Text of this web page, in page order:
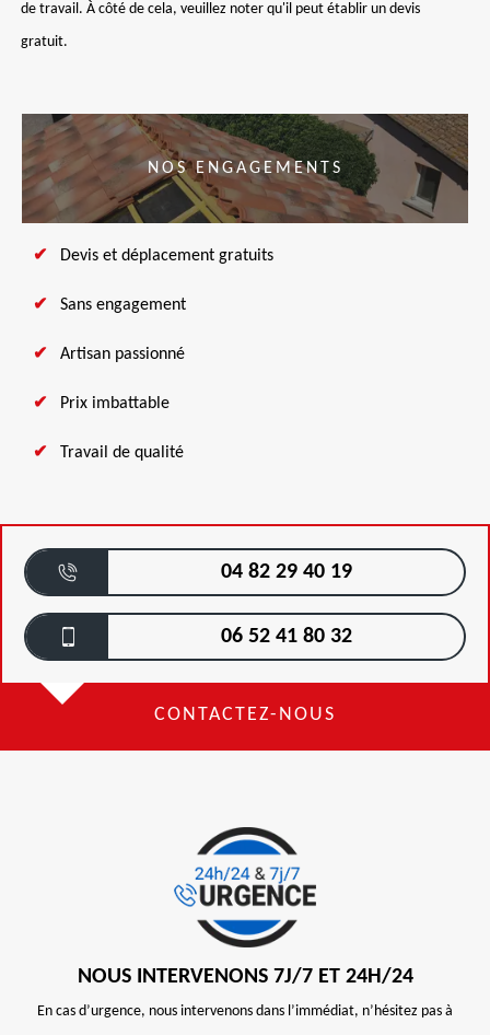
de travail. À côté de cela, veuillez noter qu'il peut établir un devis
gratuit.
NOS ENGAGEMENTS
Devis et déplacement gratuits
Sans engagement
Artisan passionné
Prix imbattable
Travail de qualité
04 82 29 40 19
06 52 41 80 32
CONTACTEZ-NOUS
NOUS INTERVENONS 7J/7 ET 24H/24
En cas d’urgence, nous intervenons dans l’immédiat, n’hésitez pas à